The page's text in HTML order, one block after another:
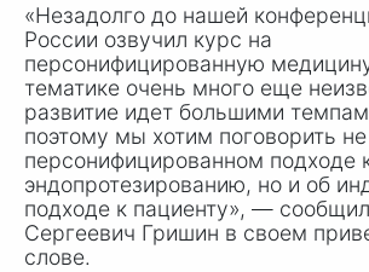
«Незадолго до нашей
России озвучил курс на
персонифицированную
тематике очень много еще
развитие идет большими
поэтому мы хотим поговорить
персонифицированном подходе
эндопротезированию, но и об
подходе к пациенту», —
Сергеевич Гришин в своем
слове.